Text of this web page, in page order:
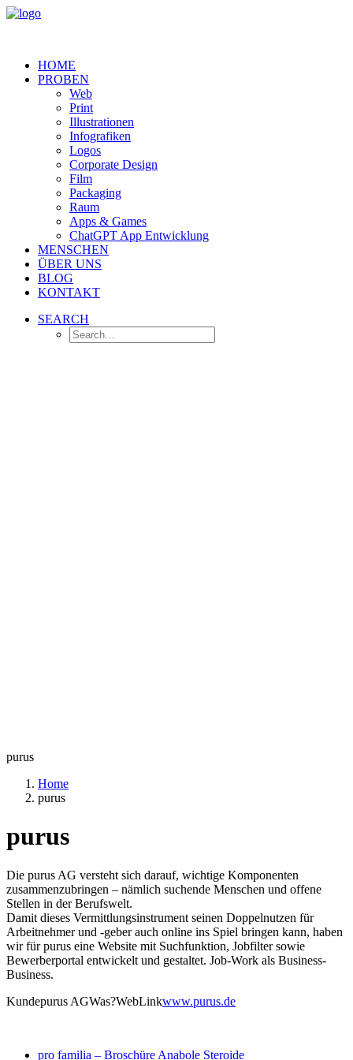
HOME
PROBEN
Web
Print
Illustrationen
Infografiken
Logos
Corporate Design
Film
Packaging
Raum
Apps & Games
ChatGPT App Entwicklung
MENSCHEN
ÜBER UNS
BLOG
KONTAKT
SEARCH
purus
Home
purus
purus
Die purus AG versteht sich darauf, wichtige Komponenten
zusammenzubringen – nämlich suchende Menschen und offene
Stellen in der Berufswelt.
Damit dieses Vermittlungsinstrument seinen Doppelnutzen für
Arbeitnehmer und -geber auch online ins Spiel bringen kann, haben
wir für purus eine Website mit Suchfunktion, Jobfilter sowie
Bewerberportal entwickelt und gestaltet. Job-Work als Business-
Business.
Kundepurus AGWas?WebLinkwww.purus.de
pro familia – Broschüre Anabole Steroide